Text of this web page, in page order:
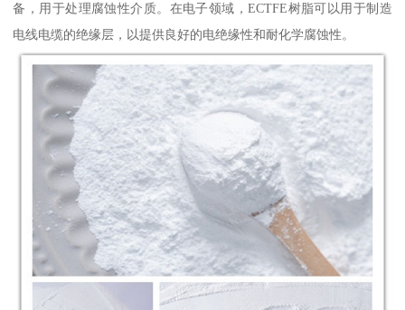
备，用于处理腐蚀性介质。在电子领域，ECTFE树脂可以用于制造
电线电缆的绝缘层，以提供良好的电绝缘性和耐化学腐蚀性。